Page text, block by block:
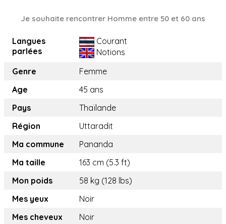
Je souhaite rencontrer Homme entre 50 et 60 ans
Langues
parlées
Courant
Notions
Genre
Femme
Age
45 ans
Pays
Thaïlande
Région
Uttaradit
Ma commune
Pananda
Ma taille
163 cm (5.3 ft)
Mon poids
58 kg (128 lbs)
Mes yeux
Noir
Mes cheveux
Noir